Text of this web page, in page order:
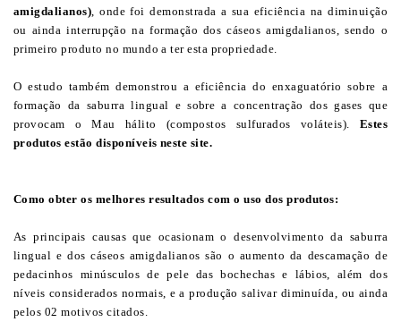
amigdalianos), onde foi demonstrada a sua eficiência na diminuição
ou ainda interrupção na formação dos cáseos amigdalianos, sendo o
primeiro produto no mundo a ter esta propriedade.
O estudo também demonstrou a eficiência do enxaguatório sobre a
formação da saburra lingual e sobre a concentração dos gases que
provocam o Mau hálito (compostos sulfurados voláteis). Estes
produtos estão disponíveis neste site.
Como obter os melhores resultados com o uso dos produtos:
As principais causas que ocasionam o desenvolvimento da saburra
lingual e dos cáseos amigdalianos são o aumento da descamação de
pedacinhos minúsculos de pele das bochechas e lábios, além dos
níveis considerados normais, e a produção salivar diminuída, ou ainda
pelos 02 motivos citados.